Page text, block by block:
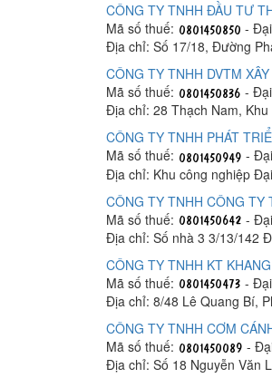
CÔNG TY TNHH ĐẦU TƯ
Mã số thuế:
-
Địa chỉ: Số 17/18, Đường
CÔNG TY TNHH DVTM
Mã số thuế:
-
Địa chỉ: 28 Thạch Nam,
CÔNG TY TNHH PHÁT
Mã số thuế:
-
Địa chỉ: Khu công nghiệp
CÔNG TY TNHH CÔNG TY
Mã số thuế:
-
Địa chỉ: Số nhà 3 3/13/142
CÔNG TY TNHH KT
Mã số thuế:
-
Địa chỉ: 8/48 Lê Quang Bí,
CÔNG TY TNHH CƠM
Mã số thuế:
-
Địa chỉ: Số 18 Nguyễn Văn